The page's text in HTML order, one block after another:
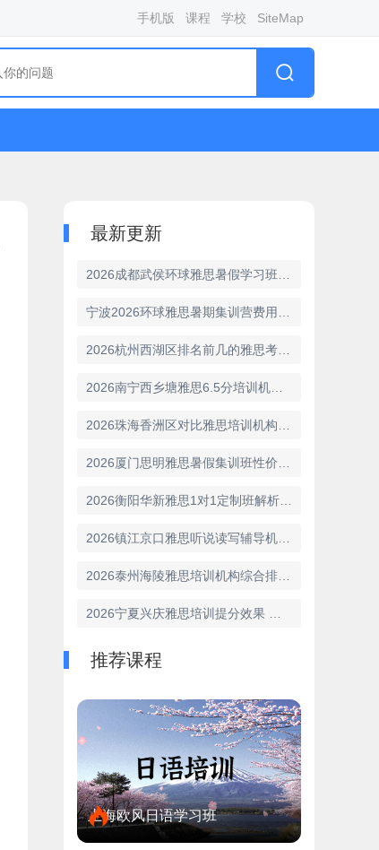
手机版 课程 学校 SiteMap
最新更新
推荐课程
上海欧风日语学习班